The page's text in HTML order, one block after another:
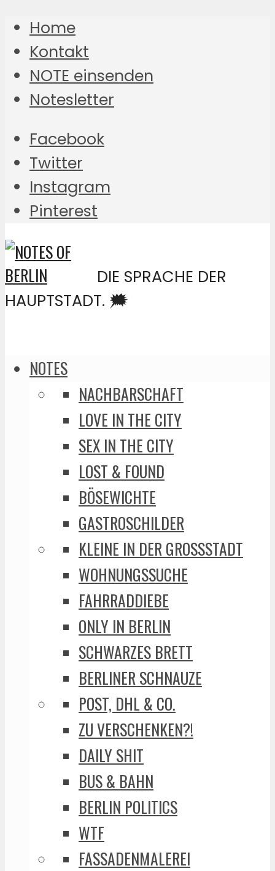
Home
Kontakt
NOTE einsenden
Notesletter
Facebook
Twitter
Instagram
Pinterest
DIE SPRACHE DER
HAUPTSTADT. 🗯️
NOTES
NACHBARSCHAFT
LOVE IN THE CITY
SEX IN THE CITY
LOST & FOUND
BÖSEWICHTE
GASTROSCHILDER
KLEINE IN DER GROSSSTADT
WOHNUNGSSUCHE
FAHRRADDIEBE
ONLY IN BERLIN
SCHWARZES BRETT
BERLINER SCHNAUZE
POST, DHL & CO.
ZU VERSCHENKEN?!
DAILY SHIT
BUS & BAHN
BERLIN POLITICS
WTF
FASSADENMALEREI